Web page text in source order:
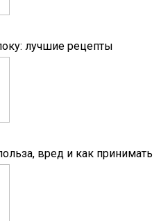
лучшие рецепты
вред и как принимать